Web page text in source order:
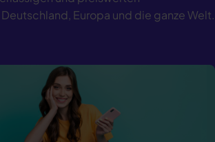
Europa und die ganze Welt.